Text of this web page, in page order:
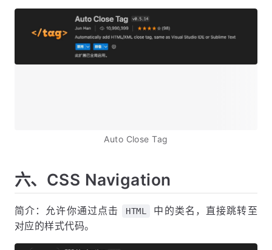
Auto Close Tag
六、CSS Navigation
简介：允许你通过点击 HTML
中的类名，直接跳转至
对应的样式代码。